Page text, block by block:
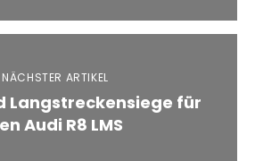
NÄCHSTER ARTIKEL
Langstreckensiege für
Audi R8 LMS